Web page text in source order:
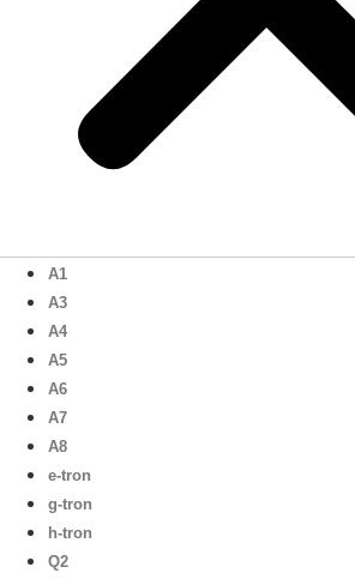
A1
A3
A4
A5
A6
A7
A8
e-tron
g-tron
h-tron
Q2